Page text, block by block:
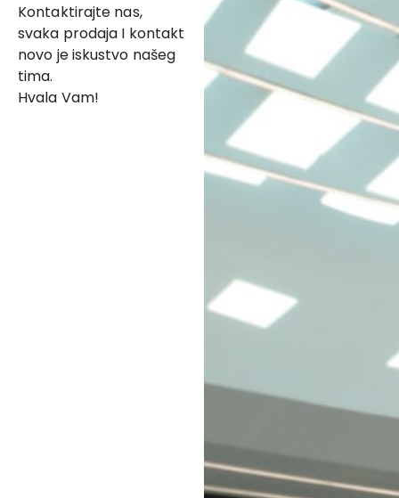
Kontaktirajte nas,
svaka prodaja I kontakt
novo je iskustvo našeg
tima.
Hvala Vam!